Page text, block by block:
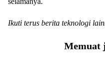
Ikuti terus berita teknologi
Memuat